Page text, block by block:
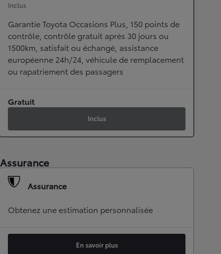
Inclus
Garantie Toyota Occasions Plus, 150 points de
contrôle, contrôle gratuit après 30 jours ou
1500km, satisfait ou échangé, assistance
européenne 24h/24, véhicule de remplacement
ou rapatriement des passagers
Gratuit
Inclus
Assurance
Assurance
Obtenez une estimation personnalisée
En savoir plus